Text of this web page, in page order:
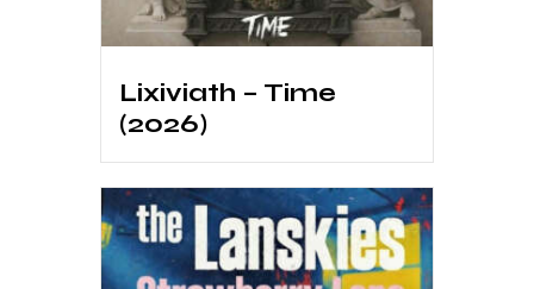
Lixiviath – Time
(2026)